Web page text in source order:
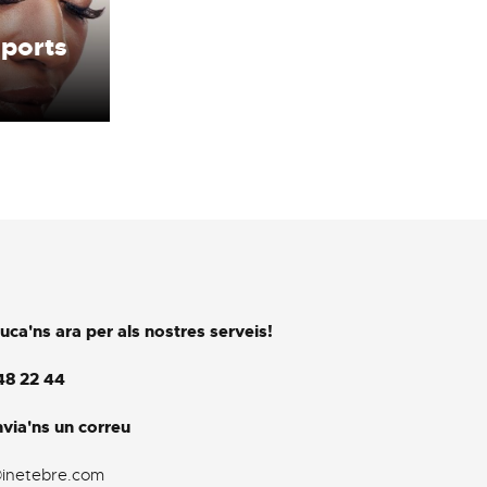
ara per als nostres serveis!
22 44
un correu